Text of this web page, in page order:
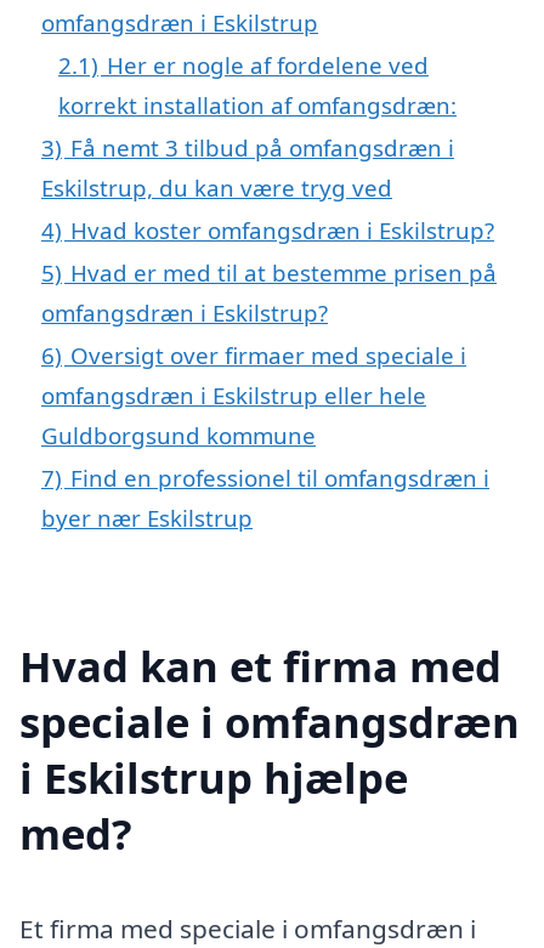
omfangsdræn i Eskilstrup
2.1) Her er nogle af fordelene ved
korrekt installation af omfangsdræn:
3) Få nemt 3 tilbud på omfangsdræn i
Eskilstrup, du kan være tryg ved
4) Hvad koster omfangsdræn i Eskilstrup?
5) Hvad er med til at bestemme prisen på
omfangsdræn i Eskilstrup?
6) Oversigt over firmaer med speciale i
omfangsdræn i Eskilstrup eller hele
Guldborgsund kommune
7) Find en professionel til omfangsdræn i
byer nær Eskilstrup
Hvad kan et firma med
speciale i omfangsdræn
i Eskilstrup hjælpe
med?
Et firma med speciale i omfangsdræn i